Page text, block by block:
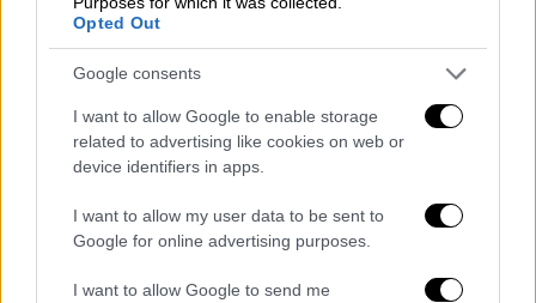
Opted Out
Google consents
I want to allow Google to enable storage
related to advertising like cookies on web or
device identifiers in apps.
I want to allow my user data to be sent to
Google for online advertising purposes.
I want to allow Google to send me
την οικογένειά της λέγοντας ότι είναι
«καλά»